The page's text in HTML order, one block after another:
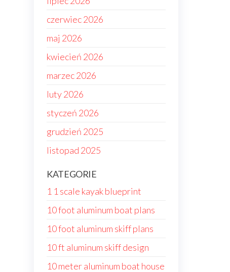
czerwiec 2026
maj 2026
kwiecień 2026
marzec 2026
luty 2026
styczeń 2026
grudzień 2025
listopad 2025
KATEGORIE
1 1 scale kayak blueprint
10 foot aluminum boat plans
10 foot aluminum skiff plans
10 ft aluminum skiff design
10 meter aluminum boat house